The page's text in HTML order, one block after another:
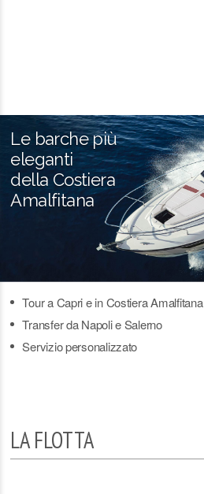
Le barche più
eleganti
della Costiera
Amalfitana
Tour a Capri e in Costiera Amalfitana
Transfer da Napoli e Salerno
Servizio personalizzato
LA FLOTTA